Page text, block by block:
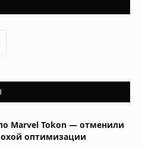
Marvel Tokon — отменили
оптимизации